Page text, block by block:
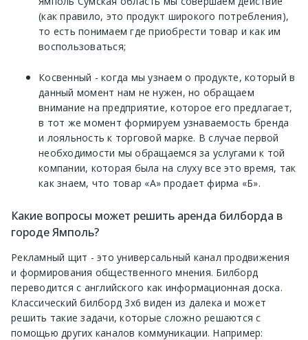
(как правило, это продукт широкого потребления),
то есть понимаем где приобрести товар и как им
воспользоваться;
Косвенный - когда мы узнаем о продукте, который в
данный момент нам не нужен, но обращаем
внимание на предприятие, которое его предлагает,
в тот же момент формируем узнаваемость бренда
и лояльность к торговой марке. В случае первой
необходимости мы обращаемся за услугами к той
компании, которая была на слуху все это время, так
как знаем, что товар «А» продает фирма «Б».
Какие вопросы может решить аренда билборда в
городе Ямполь?
Рекламный щит - это универсальный канал продвижения
и формирования общественного мнения. Билборд
переводится с английского как информационная доска.
Классический билборд 3х6 виден из далека и может
решить такие задачи, которые сложно решаются с
помощью других каналов коммуникации. Например: